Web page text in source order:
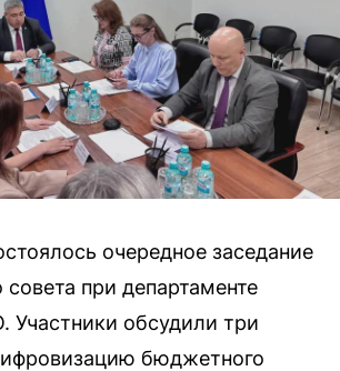
очередное заседание
при департаменте
Участники обсудили три
бюджетного